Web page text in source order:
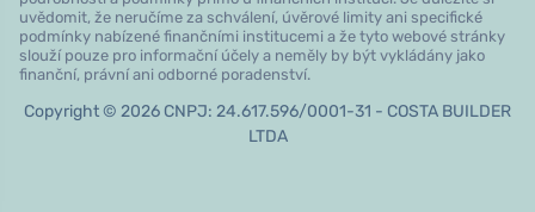
uvědomit, že neručíme za schválení, úvěrové limity ani specifické
podmínky nabízené finančními institucemi a že tyto webové stránky
slouží pouze pro informační účely a neměly by být vykládány jako
finanční, právní ani odborné poradenství.
Copyright © 2026 CNPJ: 24.617.596/0001-31 - COSTA BUILDER
LTDA